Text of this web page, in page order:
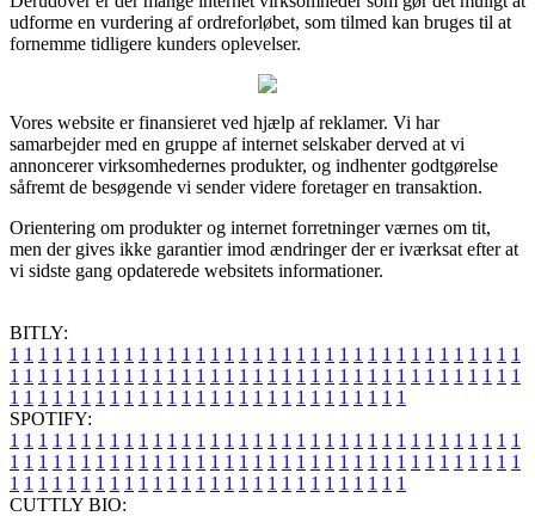
udforme en vurdering af ordreforløbet, som tilmed kan bruges til at
fornemme tidligere kunders oplevelser.
Vores website er finansieret ved hjælp af reklamer. Vi har
samarbejder med en gruppe af internet selskaber derved at vi
annoncerer virksomhedernes produkter, og indhenter godtgørelse
såfremt de besøgende vi sender videre foretager en transaktion.
Orientering om produkter og internet forretninger værnes om tit,
men der gives ikke garantier imod ændringer der er iværksat efter at
vi sidste gang opdaterede websitets informationer.
BITLY:
1 1 1 1 1 1 1 1 1 1 1 1 1 1 1 1 1 1 1 1 1 1 1 1 1 1 1 1 1 1 1 1 1 1 1 1
1 1 1 1 1 1 1 1 1 1 1 1 1 1 1 1 1 1 1 1 1 1 1 1 1 1 1 1 1 1 1 1 1 1 1 1
1 1 1 1 1 1 1 1 1 1 1 1 1 1 1 1 1 1 1 1 1 1 1 1 1 1 1 1
SPOTIFY:
1 1 1 1 1 1 1 1 1 1 1 1 1 1 1 1 1 1 1 1 1 1 1 1 1 1 1 1 1 1 1 1 1 1 1 1
1 1 1 1 1 1 1 1 1 1 1 1 1 1 1 1 1 1 1 1 1 1 1 1 1 1 1 1 1 1 1 1 1 1 1 1
1 1 1 1 1 1 1 1 1 1 1 1 1 1 1 1 1 1 1 1 1 1 1 1 1 1 1 1
CUTTLY BIO: